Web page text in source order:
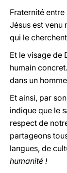
Fraternité
Jésus est venu
qui le
Et le visage de
humain
dans un
Et ainsi, par
indique que le
respect de
partageons
langues, de
humanité !